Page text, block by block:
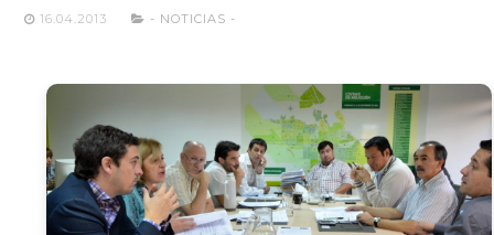
16.04.2013 - NOTICIAS -